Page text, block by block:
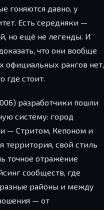
гоняются давно, у
Есть середняки —
но ещё не легенды. И
что они вообще
официальных рангов нет,
где стоит.
разработчики пошли
систему: город
— Стритом, Кепоном и
свой стиль
точное отражение
сообществ, где
районы и между
— от